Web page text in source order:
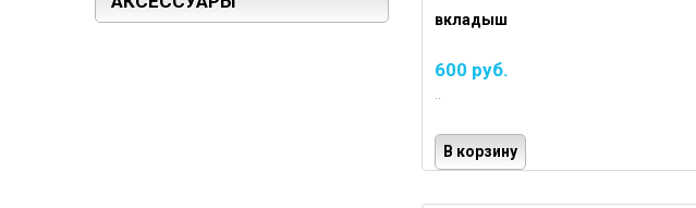
вкладыш
600 руб.
..
В корзину